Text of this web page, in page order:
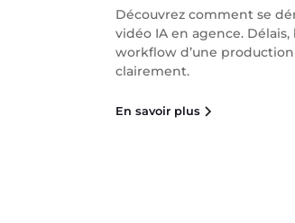
Découvrez comment se
vidéo IA en agence.
workflow d’une
clairement.
En savoir plus